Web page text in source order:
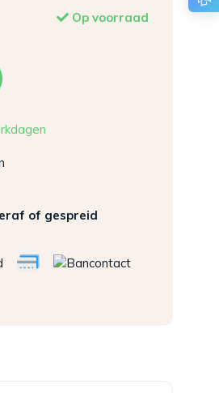
Op voorraad
of gespreid